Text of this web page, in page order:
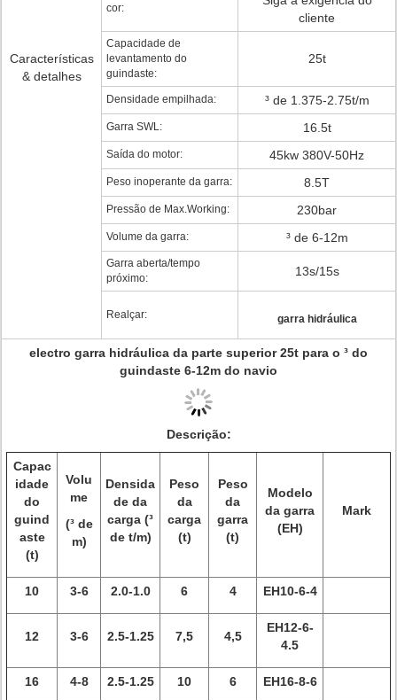
Características
& detalhes
cor:
cliente
Capacidade de
levantamento do
guindaste:
25t
Densidade empilhada: ³ de 1.375-2.75t/m
Garra SWL: 16.5t
Saída do motor: 45kw 380V-50Hz
Peso inoperante da garra: 8.5T
Pressão de Max.Working: 230bar
Volume da garra: ³ de 6-12m
Garra aberta/tempo
próximo:
13s/15s
Realçar: garra hidráulica
electro garra hidráulica da parte superior 25t para o ³ do
guindaste 6-12m do navio
Descrição:
Capac
idade
do
guind
aste
(t)
Volu
me
(³ de
m)
Densida
de da
carga (³
de t/m)
Peso
da
carga
(t)
Peso
da
garra
(t)
Modelo
da garra
(EH)
Mark
10 3-6 2.0-1.0 6 4 EH10-6-4
12 3-6 2.5-1.25 7,5 4,5
EH12-6-
4.5
16 4-8 2.5-1.25 10 6 EH16-8-6